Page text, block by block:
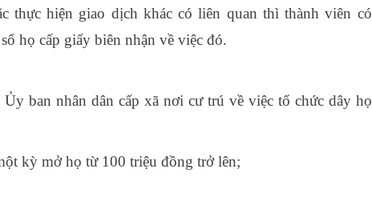
hiện giao dịch khác có liên quan thì thành viên có
họ cấp giấy biên nhận về việc đó.
ban nhân dân cấp xã nơi cư trú về việc tổ chức dây họ
kỳ mở họ từ 100 triệu đồng trở lên;